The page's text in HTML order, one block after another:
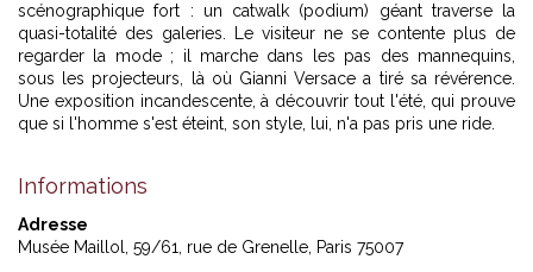
scénographique fort : un catwalk (podium) géant traverse la
quasi-totalité des galeries. Le visiteur ne se contente plus de
regarder la mode ; il marche dans les pas des mannequins,
sous les projecteurs, là où Gianni Versace a tiré sa révérence.
Une exposition incandescente, à découvrir tout l'été, qui prouve
que si l'homme s'est éteint, son style, lui, n'a pas pris une ride.
Informations
Adresse
Musée Maillol, 59/61, rue de Grenelle, Paris 75007